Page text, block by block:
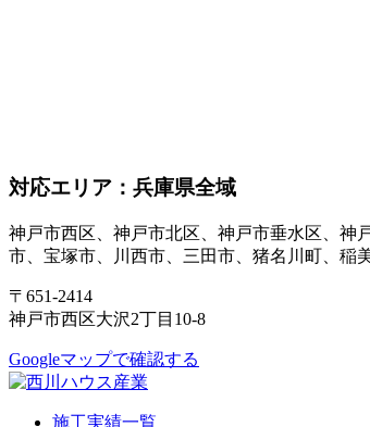
対応エリア：兵庫県全域
神戸市西区、神戸市北区、神戸市垂水区、神
市、宝塚市、川西市、三田市、猪名川町、稲
〒651-2414
神戸市西区大沢2丁目10-8
Googleマップで確認する
施工実績一覧